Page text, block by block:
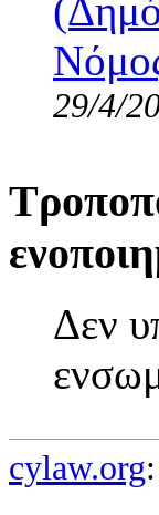
29/4/
Δεν
cylaw.org